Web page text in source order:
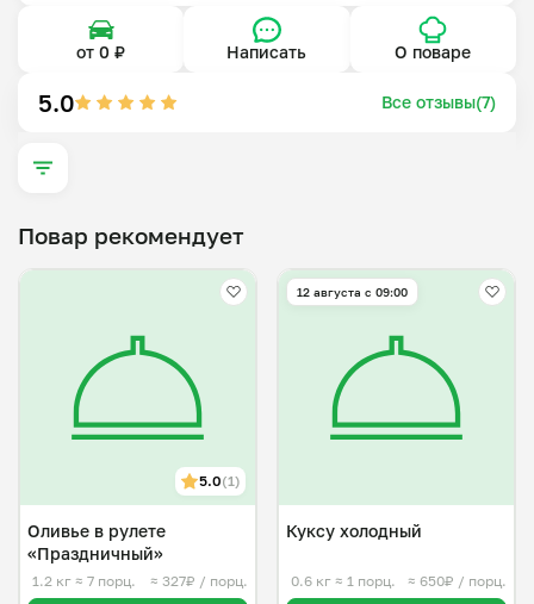
от 0 ₽ Написать О поваре
5.0 Все отзывы(7)
Повар рекомендует
5.0(1)
Оливье в рулете
«Праздничный»
1.2 кг ≈ 7 порц. ≈ 327₽ / порц.
12 августа с 09:00
Куксу холодный
0.6 кг ≈ 1 порц. ≈ 650₽ / порц.